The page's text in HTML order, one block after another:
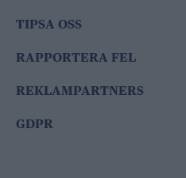
TIPSA OSS
RAPPORTERA FEL
REKLAMPARTNERS
GDPR